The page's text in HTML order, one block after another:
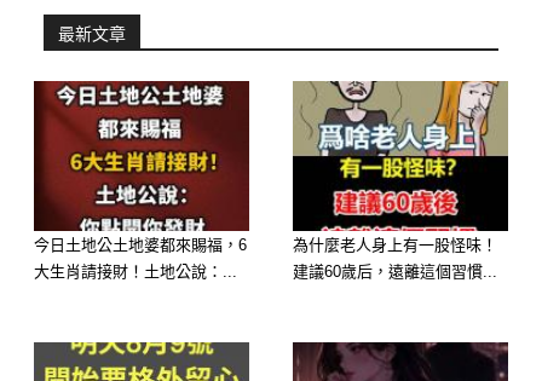
–
最新文章
今日土地公土地婆都來賜福，6
大生肖請接財！土地公說：...
為什麼老人身上有一股怪味！
建議60歲后，遠離這個習慣...